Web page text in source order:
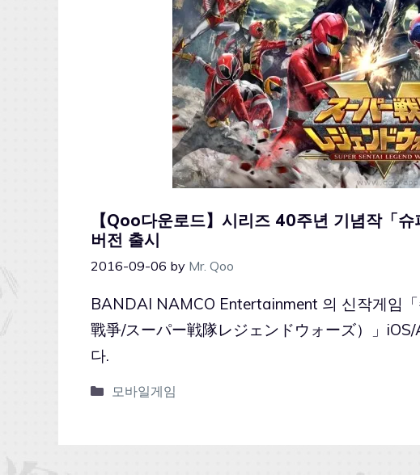
【Qoo다운로드】시리즈 40주년 기념작「
버전 출시
2016-09-06 by Mr. Qoo
BANDAI NAMCO Entertainment 의 신작게임
戰爭/スーパー戦隊レジェンドウォーズ）」
다.
모바일게임